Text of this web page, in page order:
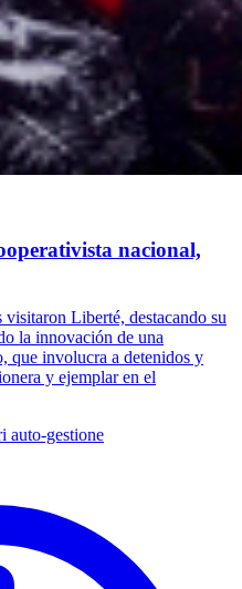
nacional,
Liberté, destacando su
la innovación de una
que involucra a detenidos y
y ejemplar en el
auto-gestione